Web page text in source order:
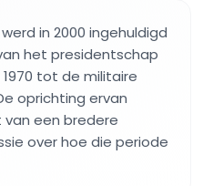
in 2000 ingehuldigd
het presidentschap
tot de militaire
oprichting ervan
een bredere
over hoe die periode